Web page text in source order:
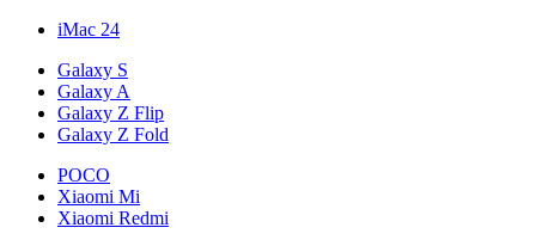
iMac 24
Galaxy S
Galaxy A
Galaxy Z Flip
Galaxy Z Fold
POCO
Xiaomi Mi
Xiaomi Redmi